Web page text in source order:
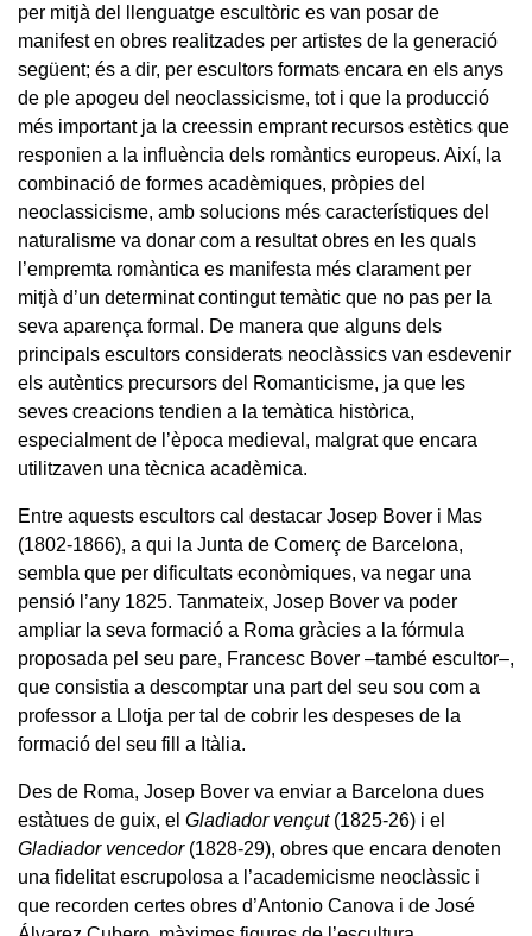
per mitjà del llenguatge escultòric es van posar de
manifest en obres realitzades per artistes de la generació
següent; és a dir, per escultors formats encara en els anys
de ple apogeu del neoclassicisme, tot i que la producció
més important ja la creessin emprant recursos estètics que
responien a la influència dels romàntics europeus. Així, la
combinació de formes acadèmiques, pròpies del
neoclassicisme, amb solucions més característiques del
naturalisme va donar com a resultat obres en les quals
l’empremta romàntica es manifesta més clarament per
mitjà d’un determinat contingut temàtic que no pas per la
seva aparença formal. De manera que alguns dels
principals escultors considerats neoclàssics van esdevenir
els autèntics precursors del Romanticisme, ja que les
seves creacions tendien a la temàtica històrica,
especialment de l’època medieval, malgrat que encara
utilitzaven una tècnica acadèmica.
Entre aquests escultors cal destacar Josep Bover i Mas
(1802-1866), a qui la Junta de Comerç de Barcelona,
sembla que per dificultats econòmiques, va negar una
pensió l’any 1825. Tanmateix, Josep Bover va poder
ampliar la seva formació a Roma gràcies a la fórmula
proposada pel seu pare, Francesc Bover –també escultor–,
que consistia a descomptar una part del seu sou com a
professor a Llotja per tal de cobrir les despeses de la
formació del seu fill a Itàlia.
Des de Roma, Josep Bover va enviar a Barcelona dues
estàtues de guix, el Gladiador vençut(1825-26) i el
Gladiador vencedor(1828-29), obres que encara denoten
una fidelitat escrupolosa a l’academicisme neoclàssic i
que recorden certes obres d’Antonio Canova i de José